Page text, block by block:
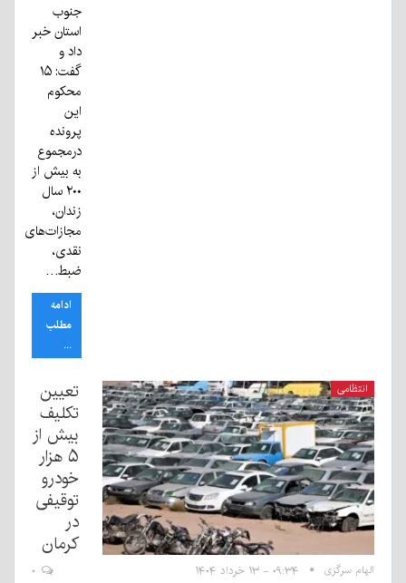
جنوب
استان خبر
داد و
گفت: ۱۵
محکوم
این
پرونده
درمجموع
به بیش از
۲۰۰ سال
زندان،
مجازات‌های
نقدی،
ضبط…
ادامه
مطلب
...
انتظامی
تعیین
تکلیف
بیش از
۵ هزار
خودرو
توقیفی
در
کرمان
الهام سرگزی ۰۹:۳۴ - ۱۳ خرداد ۱۴۰۴